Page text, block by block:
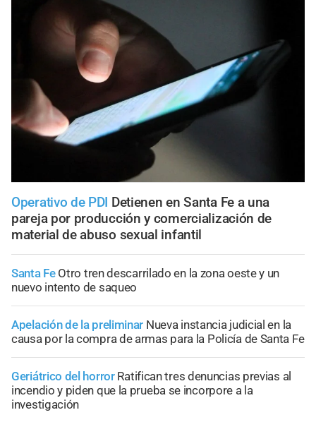
Operativo de PDI Detienen en Santa Fe a una
pareja por producción y comercialización de
material de abuso sexual infantil
Santa Fe Otro tren descarrilado en la zona oeste y un
nuevo intento de saqueo
Apelación de la preliminar Nueva instancia judicial en la
causa por la compra de armas para la Policía de Santa Fe
Geriátrico del horror Ratifican tres denuncias previas al
incendio y piden que la prueba se incorpore a la
investigación